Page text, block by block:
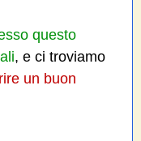
questo
, e ci troviamo
un buon